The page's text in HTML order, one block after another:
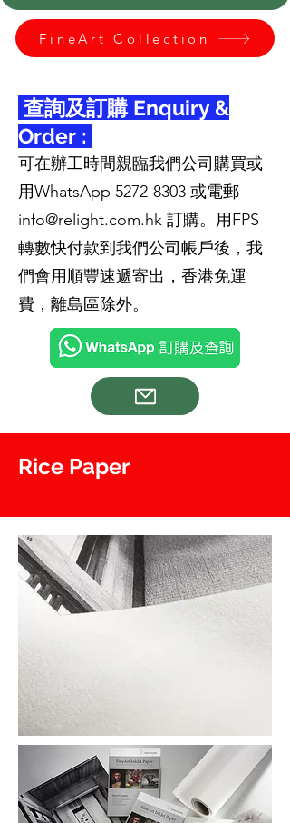
FineArt Collection
查詢及訂購 Enquiry &
Order :
可在辦工時間親臨我們公司購買或
用WhatsApp 5272-8303 或電郵
info@relight.com.hk 訂購。用FPS
轉數快付款到我們公司帳戶後，我
們會用順豐速遞寄出，香港免運
費，離島區除外。
Rice Paper